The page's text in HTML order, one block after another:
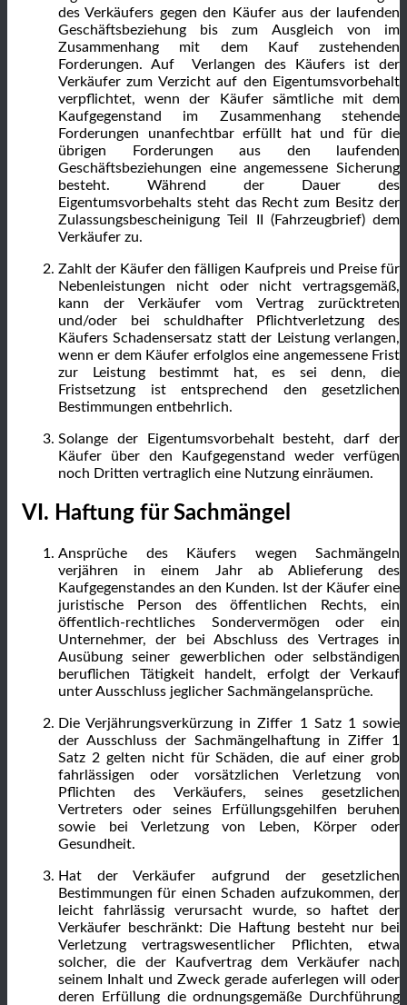
des Verkäufers gegen den Käufer aus der laufenden
Geschäftsbeziehung bis zum Ausgleich von im
Zusammenhang mit dem Kauf zustehenden
Forderungen. Auf Verlangen des Käufers ist der
Verkäufer zum Verzicht auf den Eigentumsvorbehalt
verpflichtet, wenn der Käufer sämtliche mit dem
Kaufgegenstand im Zusammenhang stehende
Forderungen unanfechtbar erfüllt hat und für die
übrigen Forderungen aus den laufenden
Geschäftsbeziehungen eine angemessene Sicherung
besteht. Während der Dauer des
Eigentumsvorbehalts steht das Recht zum Besitz der
Zulassungsbescheinigung Teil II (Fahrzeugbrief) dem
Verkäufer zu.
Zahlt der Käufer den fälligen Kaufpreis und Preise für
Nebenleistungen nicht oder nicht vertragsgemäß,
kann der Verkäufer vom Vertrag zurücktreten
und/oder bei schuldhafter Pflichtverletzung des
Käufers Schadensersatz statt der Leistung verlangen,
wenn er dem Käufer erfolglos eine angemessene Frist
zur Leistung bestimmt hat, es sei denn, die
Fristsetzung ist entsprechend den gesetzlichen
Bestimmungen entbehrlich.
Solange der Eigentumsvorbehalt besteht, darf der
Käufer über den Kaufgegenstand weder verfügen
noch Dritten vertraglich eine Nutzung einräumen.
VI. Haftung für Sachmängel
Ansprüche des Käufers wegen Sachmängeln
verjähren in einem Jahr ab Ablieferung des
Kaufgegenstandes an den Kunden. Ist der Käufer eine
juristische Person des öffentlichen Rechts, ein
öffentlich-rechtliches Sondervermögen oder ein
Unternehmer, der bei Abschluss des Vertrages in
Ausübung seiner gewerblichen oder selbständigen
beruflichen Tätigkeit handelt, erfolgt der Verkauf
unter Ausschluss jeglicher Sachmängelansprüche.
Die Verjährungsverkürzung in Ziffer 1 Satz 1 sowie
der Ausschluss der Sachmängelhaftung in Ziffer 1
Satz 2 gelten nicht für Schäden, die auf einer grob
fahrlässigen oder vorsätzlichen Verletzung von
Pflichten des Verkäufers, seines gesetzlichen
Vertreters oder seines Erfüllungsgehilfen beruhen
sowie bei Verletzung von Leben, Körper oder
Gesundheit.
Hat der Verkäufer aufgrund der gesetzlichen
Bestimmungen für einen Schaden aufzukommen, der
leicht fahrlässig verursacht wurde, so haftet der
Verkäufer beschränkt: Die Haftung besteht nur bei
Verletzung vertragswesentlicher Pflichten, etwa
solcher, die der Kaufvertrag dem Verkäufer nach
seinem Inhalt und Zweck gerade auferlegen will oder
deren Erfüllung die ordnungsgemäße Durchführung